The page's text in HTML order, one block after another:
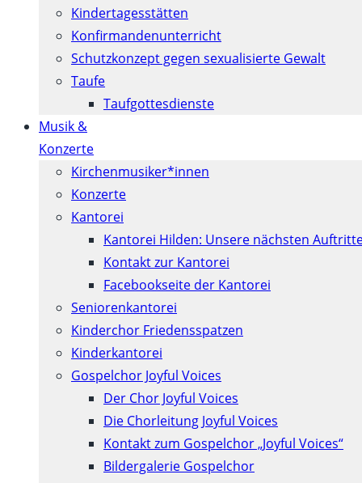
Kindertagesstätten
Konfirmanden­unterricht
Schutzkonzept gegen sexualisierte Gewalt
Taufe
Taufgottesdienste
Musik &
Konzerte
Kirchenmusiker*innen
Konzerte
Kantorei
Kantorei Hilden: Unsere nächsten
Kontakt zur Kantorei
Facebookseite der Kantorei
Seniorenkantorei
Kinderchor Friedensspatzen
Kinderkantorei
Gospelchor Joyful Voices
Der Chor Joyful Voices
Die Chorleitung Joyful Voices
Kontakt zum Gospelchor „Joyful Voices“
Bildergalerie Gospelchor